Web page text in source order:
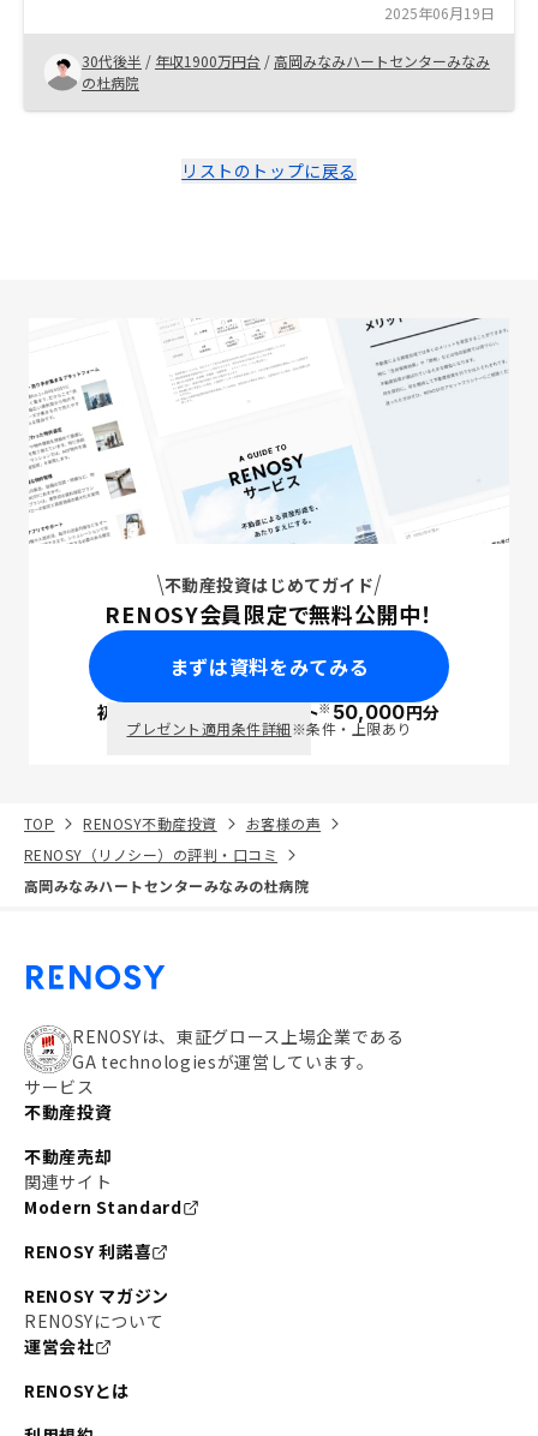
来年以降も購入するか検討したいと思っています。 なし
2025年06月19日
30代後半 / 年収1900万円台 /高岡みなみハートセンターみなみ
の杜病院
リストのトップに戻る
不動産投資はじめてガイド
RENOSY会員限定で無料公開中！
まずは資料をみてみる
初回面談で ポイント※50,000円分
プレゼント適用条件詳細※条件・上限あり
TOP RENOSY不動産投資
お客様の声
RENOSY（リノシー）の評判・口コミ
高岡みなみハートセンターみなみの杜病院
RENOSYは、東証グロース上場企業である
GA technologiesが運営しています。
サービス
不動産投資
不動産売却
関連サイト
Modern Standard
RENOSY 利諾喜
RENOSY マガジン
RENOSYについて
運営会社
RENOSYとは